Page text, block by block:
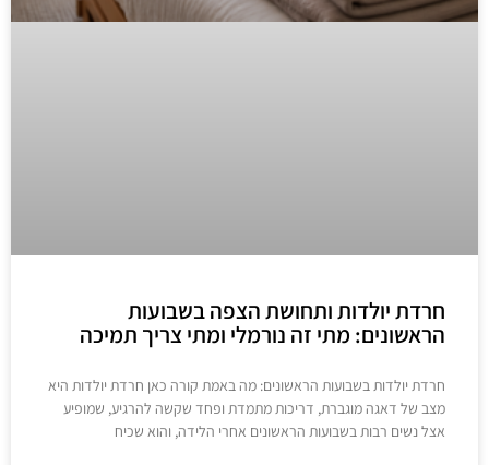
חרדת יולדות ותחושת הצפה בשבועות
הראשונים: מתי זה נורמלי ומתי צריך תמיכה
חרדת יולדות בשבועות הראשונים: מה באמת קורה כאן חרדת יולדות היא
מצב של דאגה מוגברת, דריכות מתמדת ופחד שקשה להרגיע, שמופיע
אצל נשים רבות בשבועות הראשונים אחרי הלידה, והוא שכיח